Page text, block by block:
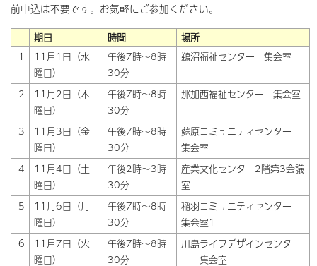
前申込は不要です。お気軽にご参加ください。
期日 時間
場所
1
11月1日（水
曜日）
午後7時～8時
30分
鵜沼福祉センター 集会室
2
11月2日（木
曜日）
午後7時～8時
30分
那加西福祉センター 集会室
3
11月3日（金
曜日）
午後7時～8時
30分
蘇原コミュニティセンター
集会室
4
11月4日（土
曜日）
午後2時～3時
30分
産業文化センター2階第3会議
室
5
11月6日（月
曜日）
午後7時～8時
30分
稲羽コミュニティセンター
集会室1
6
11月7日（火
曜日）
午後7時～8時
30分
川島ライフデザインセンタ
ー 集会室